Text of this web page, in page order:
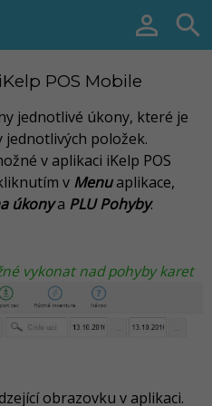
 
POS Mobile
jednotlivé úkony, které je
položek.
v aplikaci iKelp POS
v Menuaplikace,
úkonya PLU Pohyby.
vykonat nad pohyby karet
obrazovku v aplikaci.